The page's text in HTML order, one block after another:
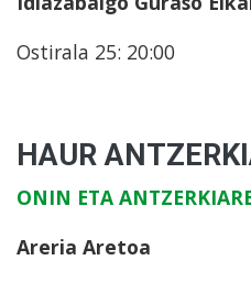
Ostirala 25: 20:00
HAUR
ONIN ETA
Areria Aretoa